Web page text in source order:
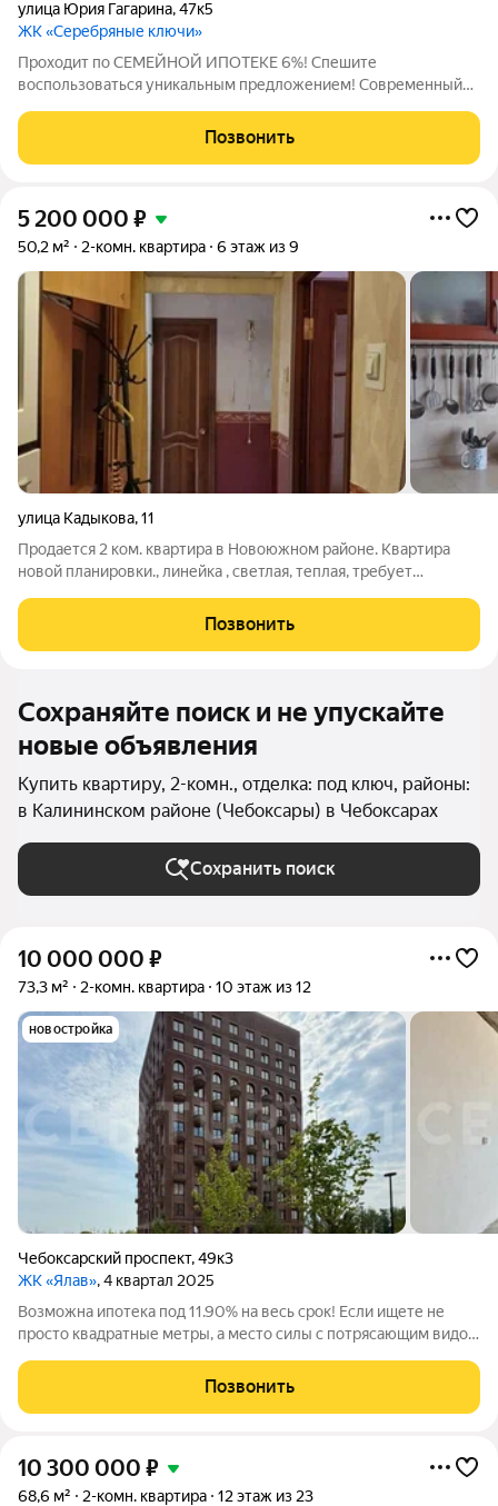
улица Юрия Гагарина,47к5
ЖК «Серебряные ключи»
Проходит по СЕМЕЙНОЙ ИПОТЕКЕ 6%! Спешите
воспользоваться уникальным предложением! Современный
двухкомнатная квартира распашонка в д. 47 к. 5 по ул. Гагарина
в г. Чебоксары. Квартира расположена на
Позвонить
5 200 000 ₽
50,2 м² 2-комн. квартира 6 этаж из 9
улица Кадыкова,11
Продается 2 ком. квартира в Новоюжном районе. Квартира
новой планировки., линейка , светлая, теплая, требует
поменены. В квартире имеется кондиционер.Ванная комната
вся в розовом кафеле. Квартира
Позвонить
Сохраняйте поиск и не упускайте
новые объявления
Купить квартиру, 2-комн., отделка: под ключ, районы:
в Калининском районе (Чебоксары) в Чебоксарах
Сохранить поиск
10 000 000 ₽
73,3 м² 2-комн. квартира 10 этаж из 12
новостройка
Чебоксарский проспект,49к3
ЖК «Ялав», 4 квартал 2025
Возможна ипотека под 11.90% на весь срок! Если ищете не
просто квадратные метры, а место силы с потрясающим видом
ПЕРЕХВАТЫВАЕТ ДУХ! Закатное солнце, Волга - та деталь,
которая влюбляется в себя раз и
Позвонить
10 300 000 ₽
68,6 м² 2-комн. квартира 12 этаж из 23